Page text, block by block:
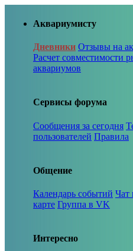
Аквариумисту
Дневники Отзывы на
Расчет совместимости
аквариумов
Сервисы форума
Сообщения за сегодня
пользователей Правила
Общение
Календарь событий Чат
карте Группа в VK
Интересно